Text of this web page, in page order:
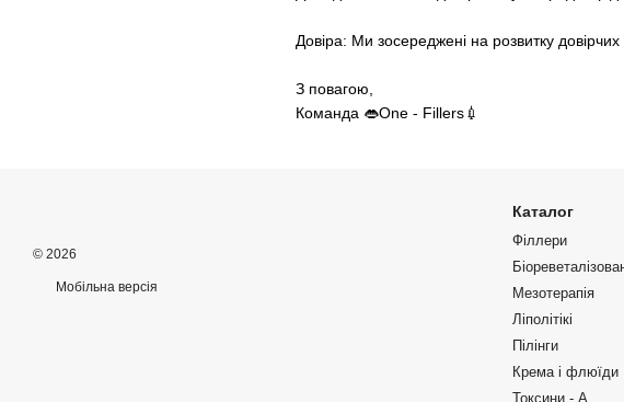
Довіра: Ми зосереджені на розвитку
З повагою,
Команда 👄One - Fillers💉
© 2026
Мобільна версія
Каталог
Філлери
Мезотерапія
Ліполітікі
Пілінги
Крема і флюїди
Токсини - А